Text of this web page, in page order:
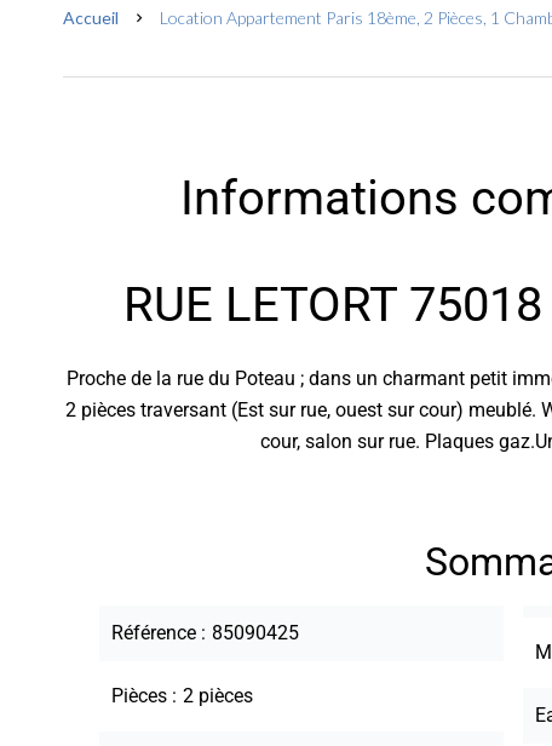
Accueil Location Appartement Paris 18ème, 2 Pièces, 1
Informations
RUE LETORT
Proche de la rue du Poteau ; dans un charmant petit
2 pièces traversant (Est sur rue, ouest sur cour) meublé.
cour, salon sur rue. Plaques
Référence 85090425
Pièces 2 pièces